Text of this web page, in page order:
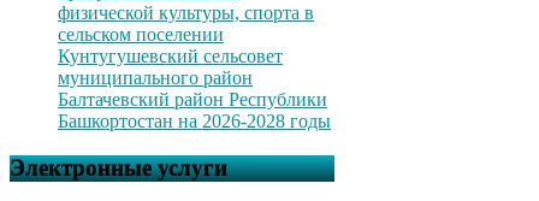
физической культуры, спорта в
сельском поселении
Кунтугушевский сельсовет
муниципального район
Балтачевский район Республики
Башкортостан на 2026-2028 годы
Электронные услуги